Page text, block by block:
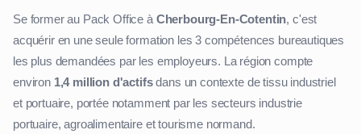
Se former au Pack Office àCherbourg-En-Cotentin, c'est
acquérir en une seule formation les 3 compétences bureautiques
les plus demandées par les employeurs. La région compte
environ 1,4 million d'actifsdans un contexte de tissu industriel
et portuaire, portée notamment par les secteurs industrie
portuaire, agroalimentaire et tourisme normand.